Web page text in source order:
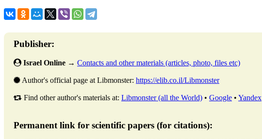
Publisher:
Israel Online → Contacts and other materials (articles, photo, files etc)
Author's official page at Libmonster: https://elib.co.il/Libmonster
Find other author's materials at: Libmonster (all the World) • Google • Yandex
Permanent link for scientific papers (for citations):